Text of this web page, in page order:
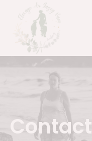
Contact